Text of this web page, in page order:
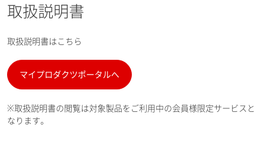
取扱説明書
取扱説明書はこちら
マイプロダクツポータルへ
※取扱説明書の閲覧は対象製品をご利用中の会員様限定サービスと
なります。